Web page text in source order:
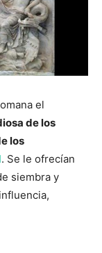
el
de los
los
. Se le ofrecían
siembra y